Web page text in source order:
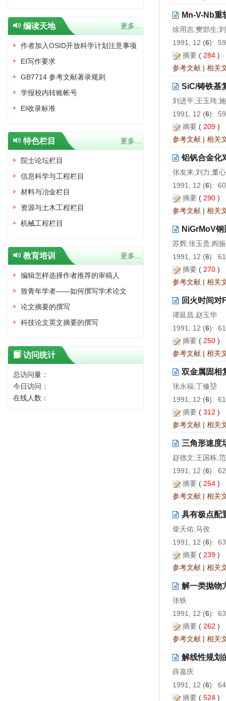
Mn-V-Nb重
徐用吉;樊邯生;
1991, 12 (6):
摘要 ( 284 )
参考文献 | 相关
SiC/铸铁基
刘进平;王玉玮;
1991, 12 (6):
摘要 ( 209 )
参考文献 | 相关
铝钒合金化
张友来;刘力;董
1991, 12 (6):
摘要 ( 290 )
参考文献 | 相关
NiGrMoV
苏辉;张玉贵;阎
1991, 12 (6):
摘要 ( 270 )
参考文献 | 相关
回火时间对
谭延昌;赵玉华
1991, 12 (6):
摘要 ( 250 )
参考文献 | 相关
双金属固相
张永福;丁修堃
1991, 12 (6):
摘要 ( 312 )
参考文献 | 相关
三角形速度
赵德文;王国栋;
1991, 12 (6):
摘要 ( 254 )
参考文献 | 相关
具有极点配
柴天佑;马孜
1991, 12 (6):
摘要 ( 239 )
参考文献 | 相关
解一类抛物
张铁
1991, 12 (6):
摘要 ( 262 )
参考文献 | 相关
解线性规划
薛嘉庆
1991, 12 (6):
摘要 ( 524 )
编读天地 更多...
作者加入OSID开放科学计划注意事项
EI写作要求
GB7714 参考文献著录规则
学报校内转账帐号
EI收录标准
特色栏目 更多...
院士论坛栏目
信息科学与工程栏目
材料与冶金栏目
资源与土木工程栏目
机械工程栏目
教育培训 更多...
编辑怎样选择作者推荐的审稿人
致青年学者——如何撰写学术论文
论文摘要的撰写
科技论文英文摘要的撰写
访问统计
总访问量：
今日访问：
在线人数：